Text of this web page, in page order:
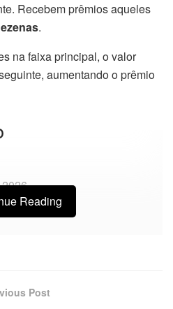
Recebem prêmios aqueles
.
na faixa principal, o valor
aumentando o prêmio
10 milhões
Reading
Post